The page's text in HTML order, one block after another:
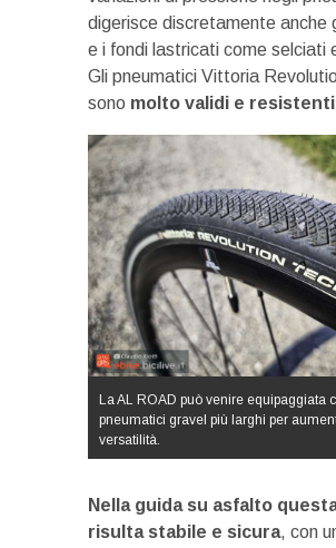
digerisce discretamente anche
e i fondi lastricati come selciati
Gli pneumatici Vittoria
sono molto validi e resistenti
La AL ROAD può venire equipaggiata
pneumatici gravel più larghi per
versatilità.
Nella guida su asfalto
risulta stabile e sicura, con